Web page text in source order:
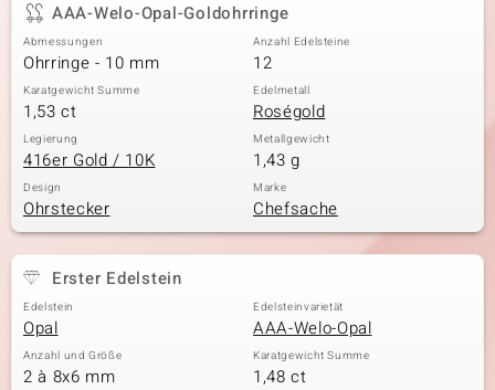
Collection
Classics
AAA-Welo-Opal-Goldohrringe
Abmessungen
Ohrringe - 10 mm
Anzahl Edelsteine
12
Karatgewicht Summe
1,53 ct
Edelmetall
Roségold
Legierung
416er Gold / 10K
Metallgewicht
1,43 g
Design
Ohrstecker
Marke
Chefsache
Erster Edelstein
Edelstein
Opal
Edelsteinvarietät
AAA-Welo-Opal
Anzahl und Größe
2 à 8x6 mm
Karatgewicht Summe
1,48 ct